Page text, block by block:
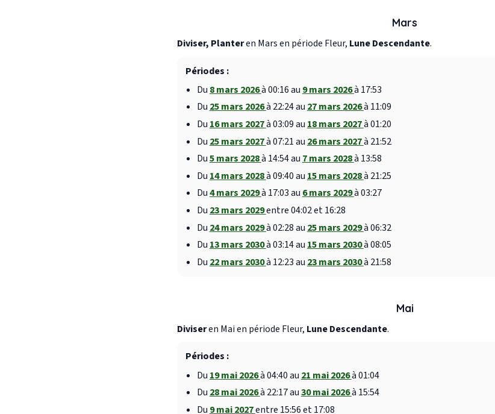
Mars
Diviser, Planteren Mars en période Fleur, Lune Descendante.
Périodes :
Du 8 mars 2026à 00:16 au 9 mars 2026à 17:53
Du25 mars 2026à 22:24 au27 mars 2026à 11:09
Du 16 mars 2027à 03:09 au 18 mars 2027à 01:20
Du 25 mars 2027à 07:21 au 26 mars 2027à 21:52
Du5 mars 2028à 14:54 au 7 mars 2028à 13:58
Du 14 mars 2028à 09:40 au 15 mars 2028à 21:25
Du4 mars 2029à 17:03 au6 mars 2029à 03:27
Du 23 mars 2029entre 04:02 et 16:28
Du 24 mars 2029à 02:28 au 25 mars 2029à 06:32
Du 13 mars 2030à 03:14 au 15 mars 2030à 08:05
Du 22 mars 2030à 12:23 au 23 mars 2030à 21:58
Mai
Diviseren Mai en période Fleur, Lune Descendante.
Périodes :
Du 19 mai 2026à 04:40 au 21 mai 2026à 01:04
Du 28 mai 2026à 22:17 au30 mai 2026à 15:54
Du 9 mai 2027entre 15:56 et 17:08